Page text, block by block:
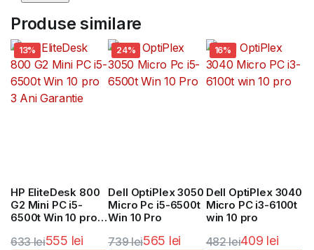
Produse similare
13%
HP EliteDesk 800
G2 Mini PC i5-
6500t Win 10 pro 3
633lei555 lei
24%
Dell OptiPlex 3050
Micro Pc i5-6500t
Win 10 Pro
739lei565 lei
16%
Dell OptiPlex 3040
Micro PC i3-6100t
win 10 pro
482lei409 lei